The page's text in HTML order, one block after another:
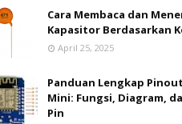
Cara Membaca dan
Kapasitor Berdasarkan
April 25, 2025
Panduan Lengkap
Mini: Fungsi, Diagram,
Pin